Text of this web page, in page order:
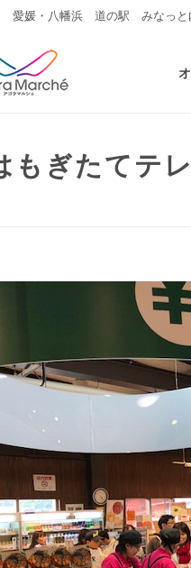
愛媛・八幡浜 道の駅 みなっと
もぎたてテ